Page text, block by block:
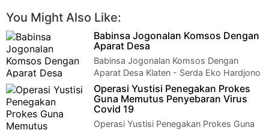
You Might Also Like:
Babinsa Jogonalan Komsos Dengan
Aparat Desa
Babinsa Jogonalan Komsos Dengan
Aparat Desa Klaten - Serda Eko Hardjono
babinsa koramil 02 Jogonalan, Kodim 0723/Klaten …
Operasi Yustisi Penegakan Prokes
Guna Memutus Penyebaran Virus
Covid 19
Operasi Yustisi Penegakan Prokes Guna